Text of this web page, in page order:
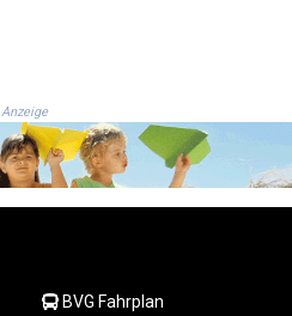
KHR
4681.941823
KMF 492.514185
KZT 540.233287
Anzeige
BVG Fahrplan